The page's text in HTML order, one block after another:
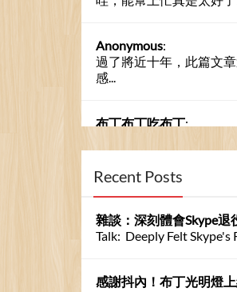
Anonymous:
過了將近十年，此篇文
感...
布丁布丁吃布丁:
布丁布丁吃布丁
kage好像也可以下載整個
Anonymous
Recent Posts
雜談：深刻體會Skype退
Talk: Deeply Felt Skype's
感謝抖內！布丁光明燈